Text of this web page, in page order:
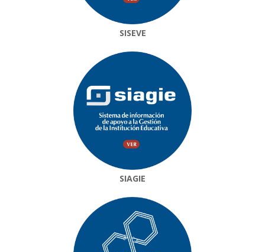
SISEVE
SIAGIE